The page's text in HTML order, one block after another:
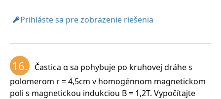
Prihláste sa pre zobrazenie riešenia
16.
Častica α sa pohybuje po kruhovej dráhe s
polomerom r = 4,5cm v homogénnom magnetickom
poli s magnetickou indukciou B = 1,2T. Vypočítajte